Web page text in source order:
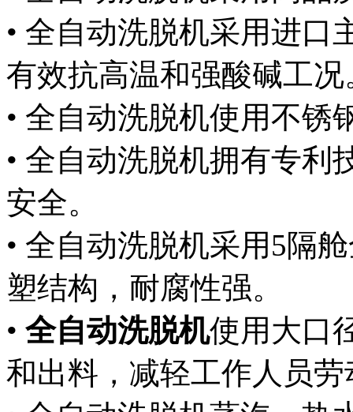
• 全自动洗脱机采用进口
有效抗高温和强酸碱工况
• 全自动洗脱机使用不锈
• 全自动洗脱机拥有专利
安全。
• 全自动洗脱机采用5隔
塑结构，耐腐性强。
• 全自动洗脱机使用大口
和出料，减轻工作人员